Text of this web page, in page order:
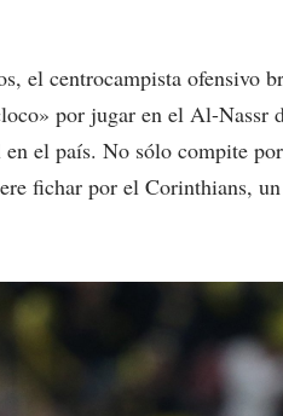
el centrocampista ofensivo
por jugar en el Al-Nassr
el país. No sólo compite
fichar por el Corinthians,